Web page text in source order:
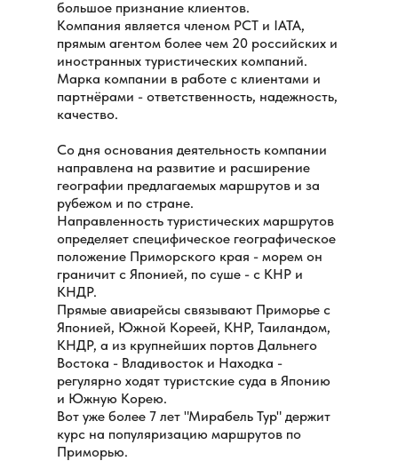
большое признание клиентов.
Компания является членом РСТ и IATA,
прямым агентом более чем 20 российских и
иностранных туристических компаний.
Марка компании в работе с клиентами и
партнёрами - ответственность, надежность,
качество.
Со дня основания деятельность компании
направлена на развитие и расширение
географии предлагаемых маршрутов и за
рубежом и по стране.
Направленность туристических маршрутов
определяет специфическое географическое
положение Приморского края - морем он
граничит с Японией, по суше - с КНР и
КНДР.
Прямые авиарейсы связывают Приморье с
Японией, Южной Кореей, КНР, Таиландом,
КНДР, а из крупнейших портов Дальнего
Востока - Владивосток и Находка -
регулярно ходят туристские суда в Японию
и Южную Корею.
Вот уже более 7 лет "Мирабель Тур" держит
курс на популяризацию маршрутов по
Приморью.